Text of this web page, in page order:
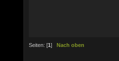
Seiten: [1] Nach oben